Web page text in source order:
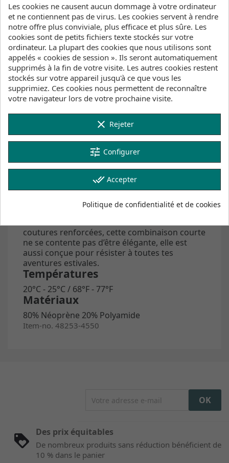
Cliquez ici pour voir l'inventaire des produits
Description
Détails du produit
Inventaire
La combinaison courte à manches longues
celles qui veulent conquérir les vagues en
toute confiance. Parfaite pour les sessions en
eau chaude dans les climats plus doux, cette
combinaison courte à manches longues
maintient tes jambes dans l’eau tout en
protégeant le haut de ton corps du vent et des
rayons du soleil. Fabriquée en néoprène
souple, elle offre une liberté de mouvement
imbattable, tandis que la doublure intérieure
Silk_Stuff super douce augmente le confort au
coutures renforcées, cette combinaison courte
ne se contente pas d’être élégante, elle est
aussi conçue pour résister à toutes tes
aventures estivales.
Températures
20°C - 25°C / 68°F - 77°F
Matériaux
80% Néoprène 20% Polyamide
Item-no. 48253-4550
Des prix équitables
De nombreux produits sans réduction bénéficient de
10 % dans le panier
Les cookies ne causent aucun dommage à votre ordinateur
et ne contiennent pas de virus. Les cookies servent à rendre
notre offre plus conviviale, plus efficace et plus sûre. Les
cookies sont de petits fichiers texte stockés sur votre
ordinateur. La plupart des cookies que nous utilisons sont
appelés « cookies de session ». Ils seront automatiquement
supprimés à la fin de votre visite. Les autres cookies restent
stockés sur votre appareil jusqu'à ce que vous les
supprimiez. Ces cookies nous permettent de reconnaître
votre navigateur lors de votre prochaine visite.
clear Rejeter
tune Configurer
done_all Accepter
Politique de confidentialité et de cookies